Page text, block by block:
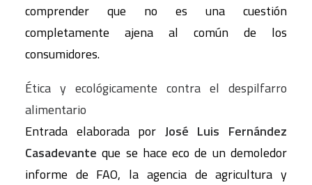
comprender que no es una cuestión
completamente ajena al común de los
consumidores.
Ética y ecológicamente contra el despilfarro
alimentario
Entrada elaborada por José Luis Fernández
Casadevante que se hace eco de un demoledor
informe de FAO, la agencia de agricultura y